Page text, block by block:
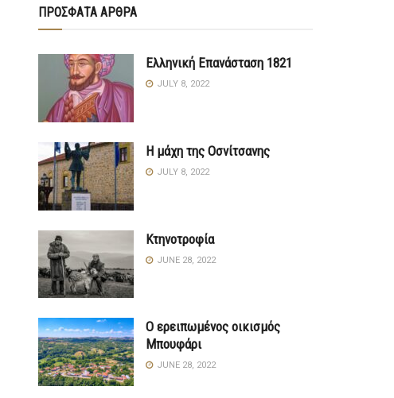
ΠΡΟΣΦΑΤΑ ΑΡΘΡΑ
Ελληνική Επανάσταση 1821
JULY 8, 2022
Η μάχη της Οσνίτσανης
JULY 8, 2022
Κτηνοτροφία
JUNE 28, 2022
Ο ερειπωμένος οικισμός
Μπουφάρι
JUNE 28, 2022